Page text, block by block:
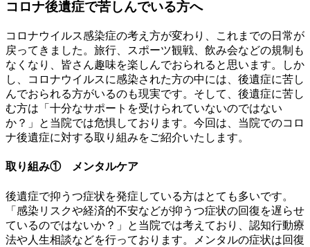
コロナ後遺症で苦しんでいる方へ
コロナウイルス感染症の考え方が変わり、これまでの日常が
戻ってきました。旅行、スポーツ観戦、飲み会などの規制も
なくなり、皆さん趣味を楽しんでおられると思います。しか
し、コロナウイルスに感染された方の中には、後遺症に苦し
んでおられる方がいるのも現実です。そして、後遺症に苦し
む方は「十分なサポートを受けられていないのではない
か？」と当院では危惧しております。今回は、当院でのコロ
ナ後遺症に対する取り組みをご紹介いたします。
取り組み① メンタルケア
後遺症で抑うつ症状を発症している方はとても多いです。
「感染リスクや経済的不安などが抑うつ症状の回復を遅らせ
ているのではないか？」と当院では考えており、認知行動療
法や人生相談などを行っております。メンタルの症状は回復